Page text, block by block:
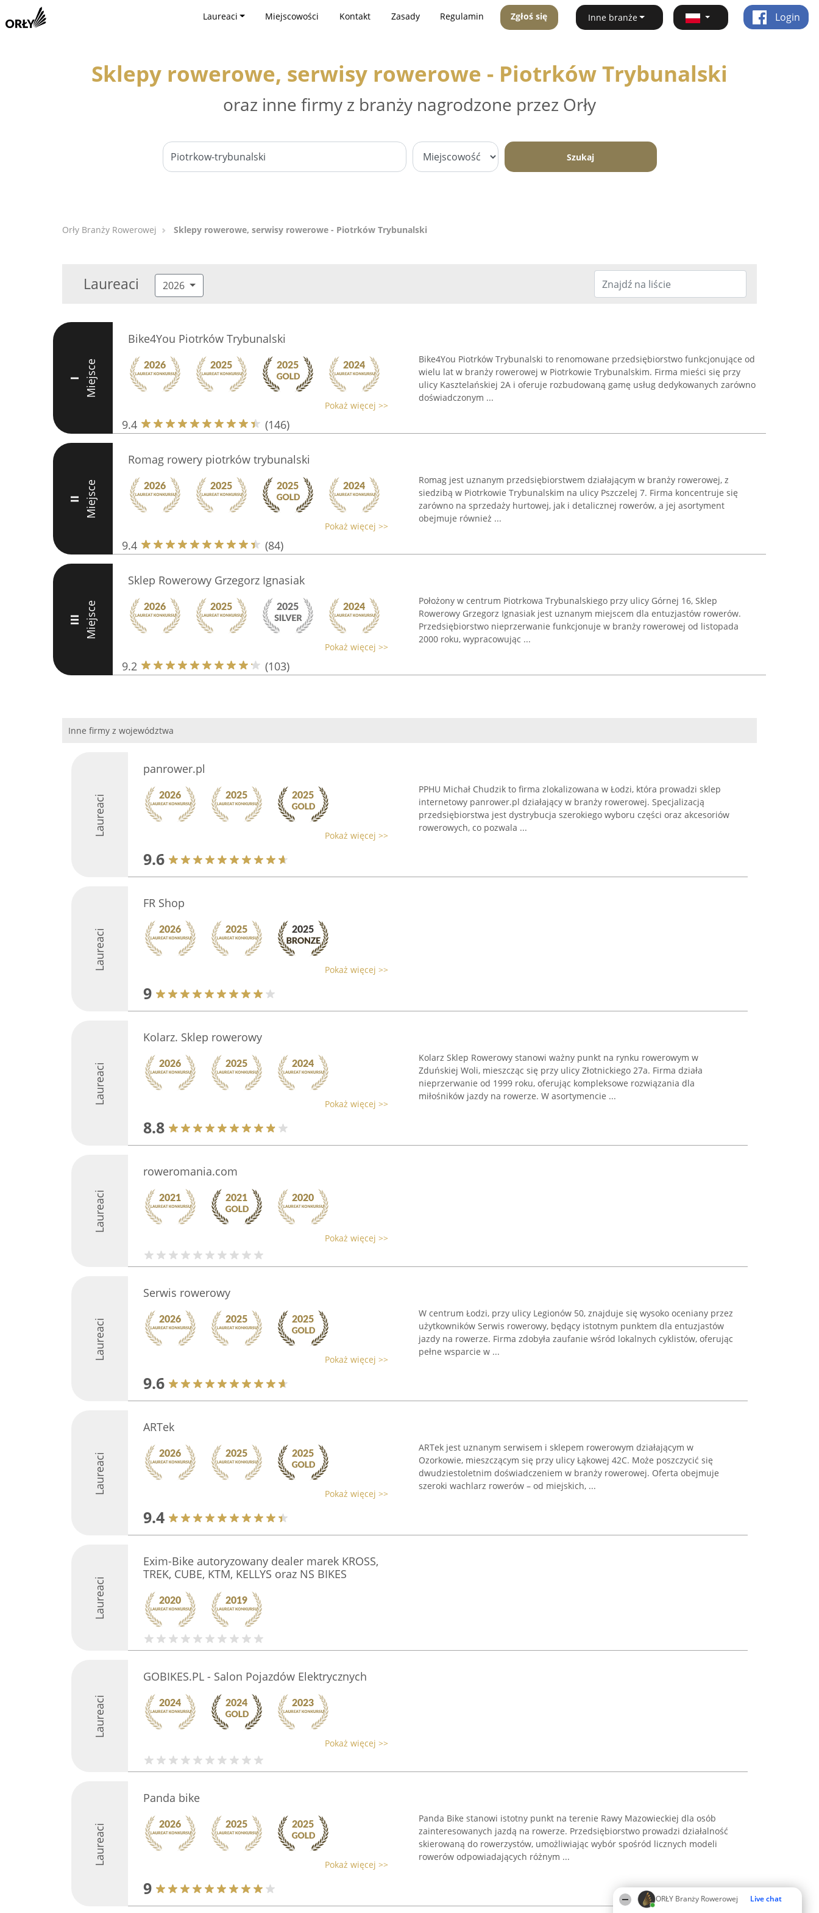
ORŁY Branży Rowerowej Live chat
Laureaci Miejscowości Kontakt Zasady Regulamin Zgłoś się Inne branże Login
Sklepy rowerowe, serwisy rowerowe - Piotrków Trybunalski
oraz inne firmy z branży nagrodzone przez Orły
Szukaj
Orły Branży Rowerowej Sklepy rowerowe, serwisy rowerowe - Piotrków Trybunalski
Laureaci 2026
I Miejsce
Bike4You Piotrków Trybunalski
Pokaż więcej >>
9.4 (146)
Bike4You Piotrków Trybunalski to renomowane przedsiębiorstwo funkcjonujące od
wielu lat w branży rowerowej w Piotrkowie Trybunalskim. Firma mieści się przy
ulicy Kasztelańskiej 2A i oferuje rozbudowaną gamę usług dedykowanych zarówno
doświadczonym ...
II Miejsce
Romag rowery piotrków trybunalski
Pokaż więcej >>
9.4 (84)
Romag jest uznanym przedsiębiorstwem działającym w branży rowerowej, z
siedzibą w Piotrkowie Trybunalskim na ulicy Pszczelej 7. Firma koncentruje się
zarówno na sprzedaży hurtowej, jak i detalicznej rowerów, a jej asortyment
obejmuje również ...
III Miejsce
Sklep Rowerowy Grzegorz Ignasiak
Pokaż więcej >>
9.2 (103)
Położony w centrum Piotrkowa Trybunalskiego przy ulicy Górnej 16, Sklep
Rowerowy Grzegorz Ignasiak jest uznanym miejscem dla entuzjastów rowerów.
Przedsiębiorstwo nieprzerwanie funkcjonuje w branży rowerowej od listopada
2000 roku, wypracowując ...
Inne firmy z województwa
Laureaci
panrower.pl
Pokaż więcej >>
9.6
PPHU Michał Chudzik to firma zlokalizowana w Łodzi, która prowadzi sklep
internetowy panrower.pl działający w branży rowerowej. Specjalizacją
przedsiębiorstwa jest dystrybucja szerokiego wyboru części oraz akcesoriów
rowerowych, co pozwala ...
Laureaci
FR Shop
Pokaż więcej >>
9
Laureaci
Kolarz. Sklep rowerowy
Pokaż więcej >>
8.8
Kolarz Sklep Rowerowy stanowi ważny punkt na rynku rowerowym w
Zduńskiej Woli, mieszcząc się przy ulicy Złotnickiego 27a. Firma działa
nieprzerwanie od 1999 roku, oferując kompleksowe rozwiązania dla
miłośników jazdy na rowerze. W asortymencie ...
Laureaci
roweromania.com
Pokaż więcej >>
Laureaci
Serwis rowerowy
Pokaż więcej >>
9.6
W centrum Łodzi, przy ulicy Legionów 50, znajduje się wysoko oceniany przez
użytkowników Serwis rowerowy, będący istotnym punktem dla entuzjastów
jazdy na rowerze. Firma zdobyła zaufanie wśród lokalnych cyklistów, oferując
pełne wsparcie w ...
Laureaci
ARTek
Pokaż więcej >>
9.4
ARTek jest uznanym serwisem i sklepem rowerowym działającym w
Ozorkowie, mieszczącym się przy ulicy Łąkowej 42C. Może poszczycić się
dwudziestoletnim doświadczeniem w branży rowerowej. Oferta obejmuje
szeroki wachlarz rowerów – od miejskich, ...
Laureaci
Exim-Bike autoryzowany dealer marek KROSS,
TREK, CUBE, KTM, KELLYS oraz NS BIKES
Laureaci
GOBIKES.PL - Salon Pojazdów Elektrycznych
Pokaż więcej >>
Laureaci
Panda bike
Pokaż więcej >>
9
Panda Bike stanowi istotny punkt na terenie Rawy Mazowieckiej dla osób
zainteresowanych jazdą na rowerze. Przedsiębiorstwo prowadzi działalność
skierowaną do rowerzystów, umożliwiając wybór spośród licznych modeli
rowerów odpowiadających różnym ...